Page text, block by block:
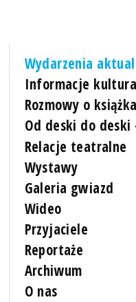
Wydarzenia
Informacje
Rozmowy o
Od deski do
Relacje teatralne
Wystawy
Galeria gwiazd
Wideo
Przyjaciele
Reportaże
Archiwum
O nas